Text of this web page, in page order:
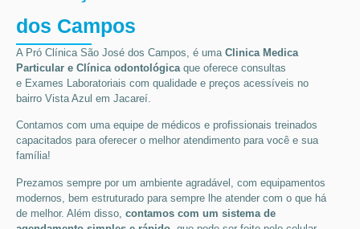
dos Campos
A Pró Clínica São José dos Campos, é uma Clinica Medica
Particular e Clínica odontológicaque oferece consultas
e Exames Laboratoriais com qualidade e preços acessíveis no
bairro Vista Azul em Jacareí.
Contamos com uma equipe de médicos e profissionais treinados
capacitados para oferecer o melhor atendimento para você e sua
família!
Prezamos sempre por um ambiente agradável, com equipamentos
modernos, bem estruturado para sempre lhe atender com o que há
de melhor. Além disso, contamos com um sistema de